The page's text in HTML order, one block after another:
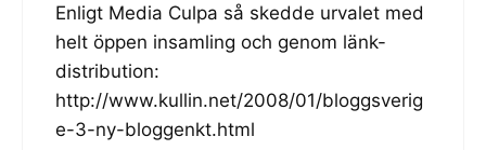
Enligt Media Culpa så skedde urvalet med
helt öppen insamling och genom länk-
distribution:
http://www.kullin.net/2008/01/bloggsverig
e-3-ny-bloggenkt.html